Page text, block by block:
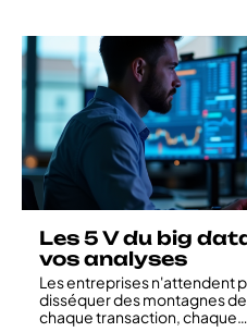
Les 5 V du big
vos analyses
Les entreprises n'attendent
disséquer des montagnes
chaque transaction, chaque